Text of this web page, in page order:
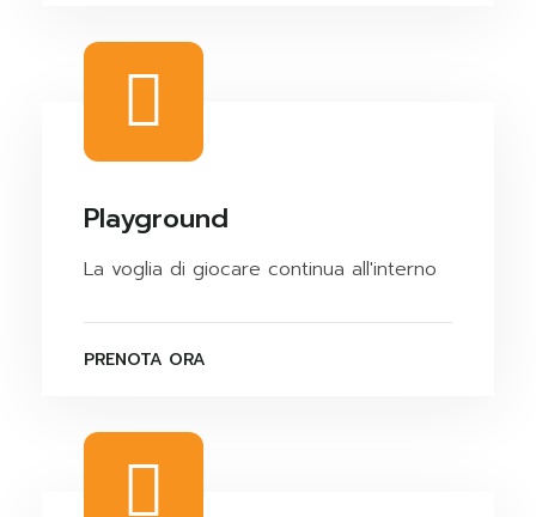
Playground
La voglia di giocare continua all'interno
PRENOTA ORA